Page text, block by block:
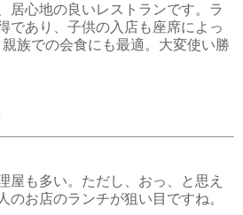
居心地の良いレストランです。ラ
であり、子供の入店も座席によっ
族での会食にも最適。大変使い勝
屋も多い。ただし、おっ、と思え
のお店のランチが狙い目ですね。